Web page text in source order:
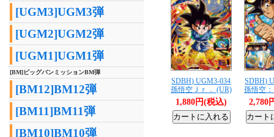
[UGM3]UGM3弾
[UGM2]UGM2弾
[UGM1]UGM1弾
[BM]ビッグバンミッションBM弾
[BM12]BM12弾
[BM11]BM11弾
[BM10]BM10弾
SDBH) UGM3-034
孫悟空Ｊｒ． (UR)
1,880円(税込)
SDBH)
孫悟空
2,780